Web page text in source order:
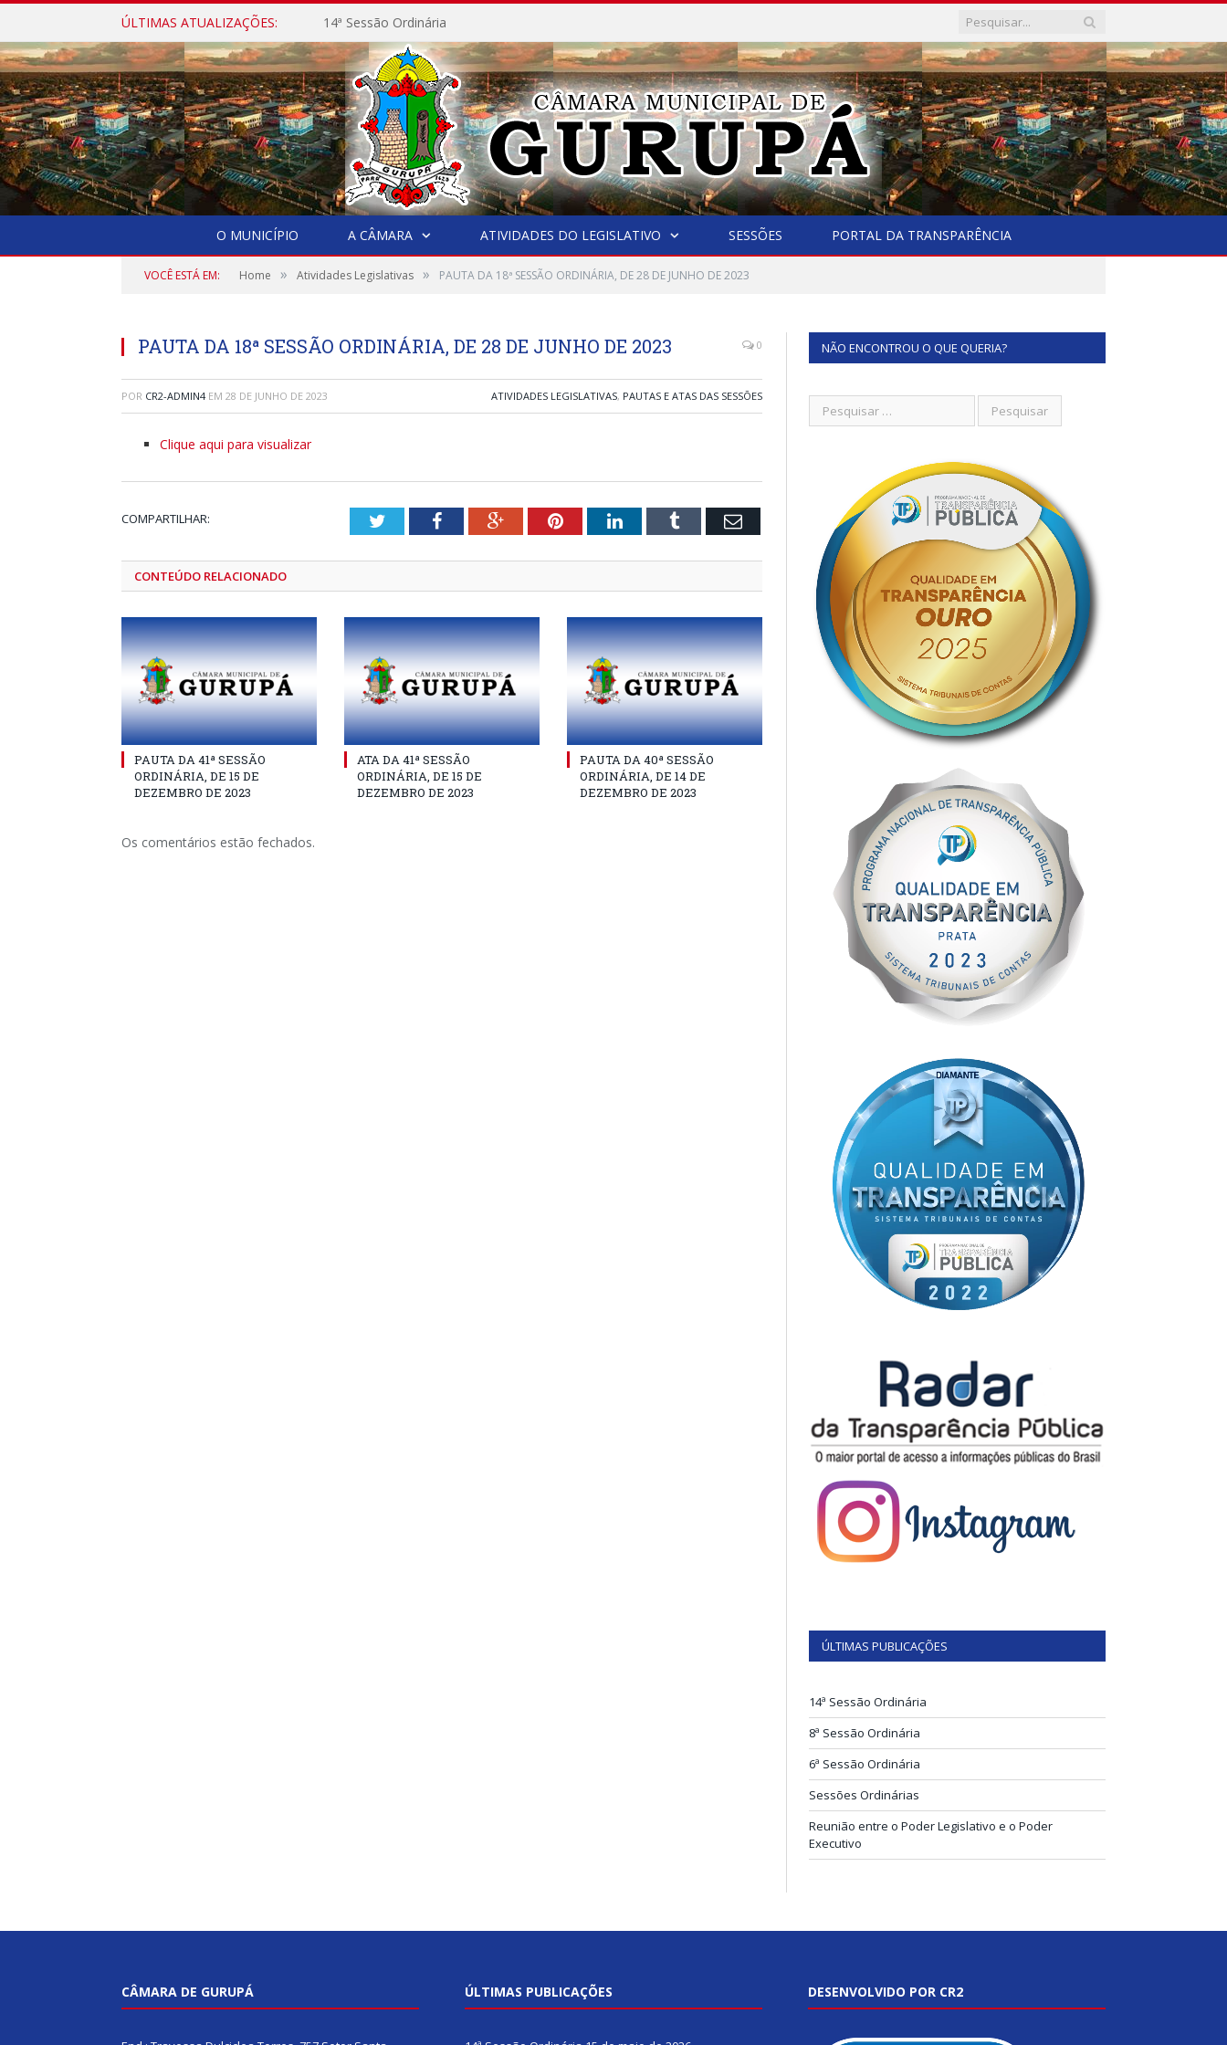
ÚLTIMAS ATUALIZAÇÕES: 14ª Sessão Ordinária
O MUNICÍPIO A CÂMARA ATIVIDADES DO LEGISLATIVO SESSÕES PORTAL DA TRANSPARÊNCIA
VOCÊ ESTÁ EM: Home » Atividades Legislativas » PAUTA DA 18ª SESSÃO ORDINÁRIA, DE 28 DE JUNHO DE 2023
PAUTA DA 18ª SESSÃO ORDINÁRIA, DE 28 DE JUNHO DE 2023 0
POR CR2-ADMIN4 EM 28 DE JUNHO DE 2023 ATIVIDADES LEGISLATIVAS, PAUTAS E ATAS DAS SESSÕES
Clique aqui para visualizar
COMPARTILHAR: TwitterFacebookGoogle+PinterestLinkedInTumblr Email
CONTEÚDO RELACIONADO
PAUTA DA 41ª SESSÃO
ORDINÁRIA, DE 15 DE
DEZEMBRO DE 2023
ATA DA 41ª SESSÃO
ORDINÁRIA, DE 15 DE
DEZEMBRO DE 2023
PAUTA DA 40ª SESSÃO
ORDINÁRIA, DE 14 DE
DEZEMBRO DE 2023
Os comentários estão fechados.
NÃO ENCONTROU O QUE QUERIA?
ÚLTIMAS PUBLICAÇÕES
14ª Sessão Ordinária
8ª Sessão Ordinária
6ª Sessão Ordinária
Sessões Ordinárias
Reunião entre o Poder Legislativo e o Poder
Executivo
CÂMARA DE GURUPÁ ÚLTIMAS PUBLICAÇÕES DESENVOLVIDO POR CR2